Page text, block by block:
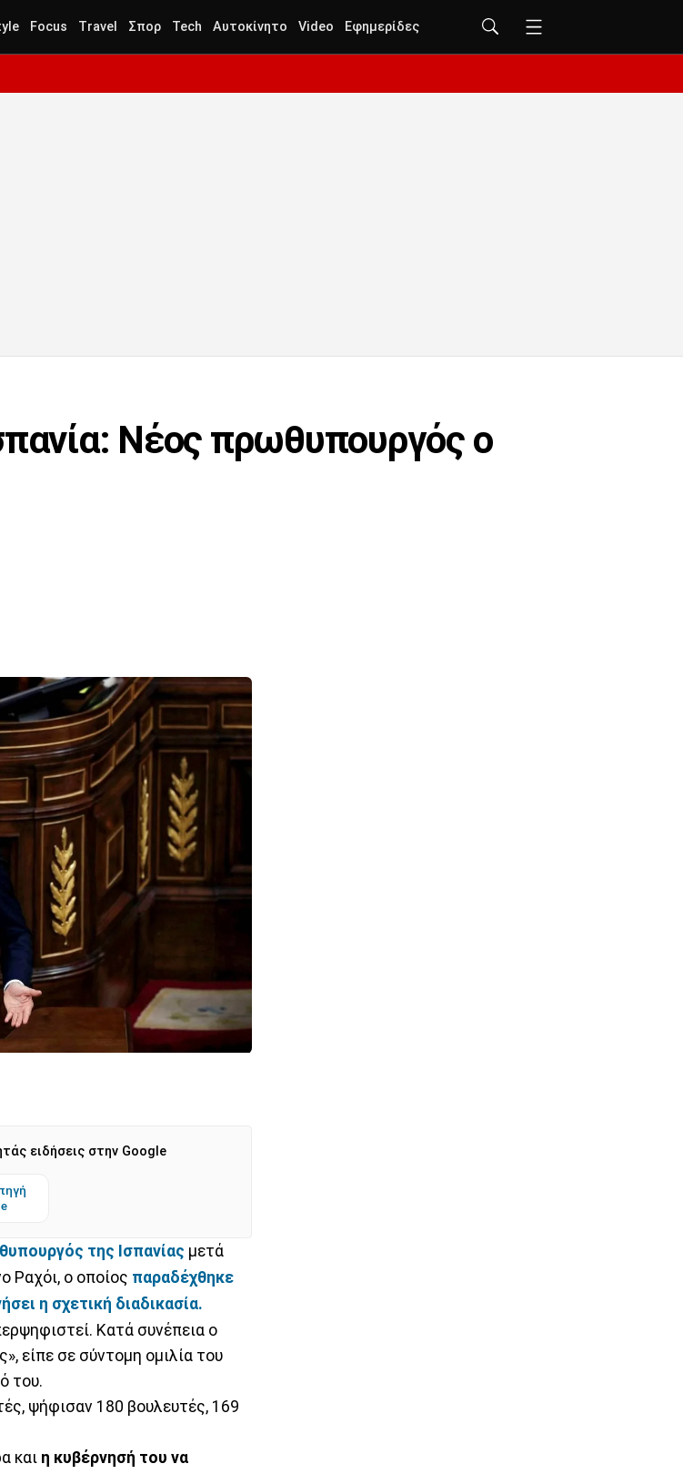
Focus Travel Σπορ Tech Αυτοκίνητο Video Εφημερίδες
Νέος πρωθυπουργός ο
ειδήσεις στην Google
της Ισπανίας μετά
Ραχόι, ο οποίος παραδέχθηκε
η σχετική διαδικασία.
Κατά συνέπεια ο
είπε σε σύντομη ομιλία του
του.
ψήφισαν 180 βουλευτές, 169
και η κυβέρνησή του να